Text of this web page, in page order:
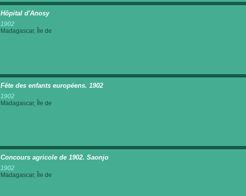
Hôpital d'Anosy
1902
Madagascar, Île de
Fête des enfants européens. 1902
1902
Madagascar, Île de
Concours agricole de 1902. Saonjo
1902
Madagascar, Île de